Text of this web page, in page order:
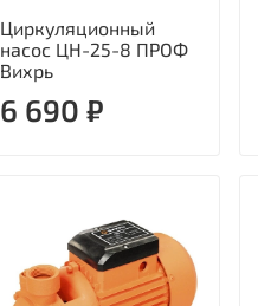
Циркуляционный
насос ЦН-25-8 ПРОФ
Вихрь
6 690 ₽